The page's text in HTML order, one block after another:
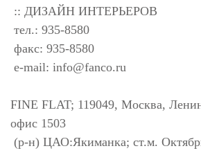
:: ДИЗАЙН ИНТЕРЬЕРОВ
тел.: 935-8580
факс: 935-8580
e-mail: info@fanco.ru
FINE FLAT; 119049, Москва,
офис 1503
(р-н) ЦАО:Якиманка; ст.м.